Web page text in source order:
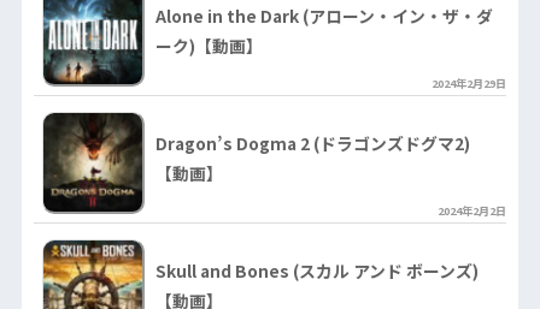
Alone in the Dark (アローン・イン・ザ・ダ
ーク)【動画】
2024年2月29日
Dragon’s Dogma 2 (ドラゴンズドグマ2)
【動画】
2024年2月2日
Skull and Bones (スカル アンド ボーンズ)
【動画】